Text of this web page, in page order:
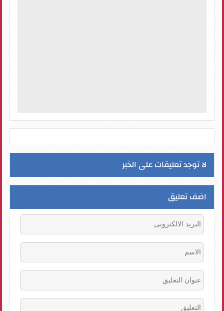
لا توجد تعليقات على الخبر
اضف تعليق